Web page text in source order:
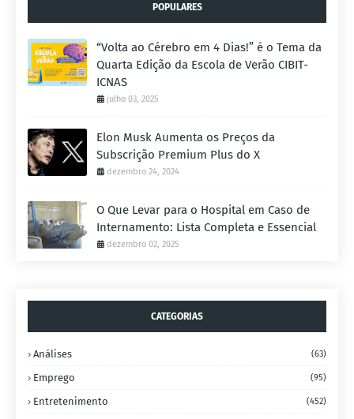
POPULARES
“Volta ao Cérebro em 4 Dias!” é o Tema da
Quarta Edição da Escola de Verão CIBIT-
ICNAS
julho 03, 2025
Elon Musk Aumenta os Preços da
Subscrição Premium Plus do X
dezembro 24, 2024
O Que Levar para o Hospital em Caso de
Internamento: Lista Completa e Essencial
dezembro 02, 2025
CATEGORIAS
Análises (63)
Emprego (95)
Entretenimento (452)